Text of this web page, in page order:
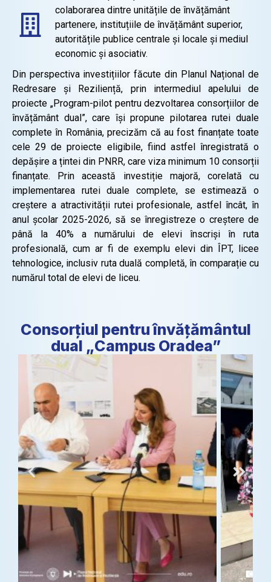
colaborarea dintre unitățile de învățământ
partenere, instituțiile de învățământ superior,
autoritățile publice centrale și locale și mediul
economic și asociativ.
Din perspectiva investițiilor făcute din Planul Național de
Redresare și Reziliență, prin intermediul apelului de
proiecte „Program-pilot pentru dezvoltarea consorțiilor de
învățământ dual”, care își propune pilotarea rutei duale
complete în România, precizăm că au fost finanțate toate
cele 29 de proiecte eligibile, fiind astfel înregistrată o
depășire a țintei din PNRR, care viza minimum 10 consorții
finanțate. Prin această investiție majoră, corelată cu
implementarea rutei duale complete, se estimează o
creștere a atractivității rutei profesionale, astfel încât, în
anul școlar 2025-2026, să se înregistreze o creștere de
până la 40% a numărului de elevi înscriși în ruta
profesională, cum ar fi de exemplu elevi din ÎPT, licee
tehnologice, inclusiv ruta duală completă, în comparație cu
numărul total de elevi de liceu.
Consorțiul pentru învățământul
dual „Campus Oradea”